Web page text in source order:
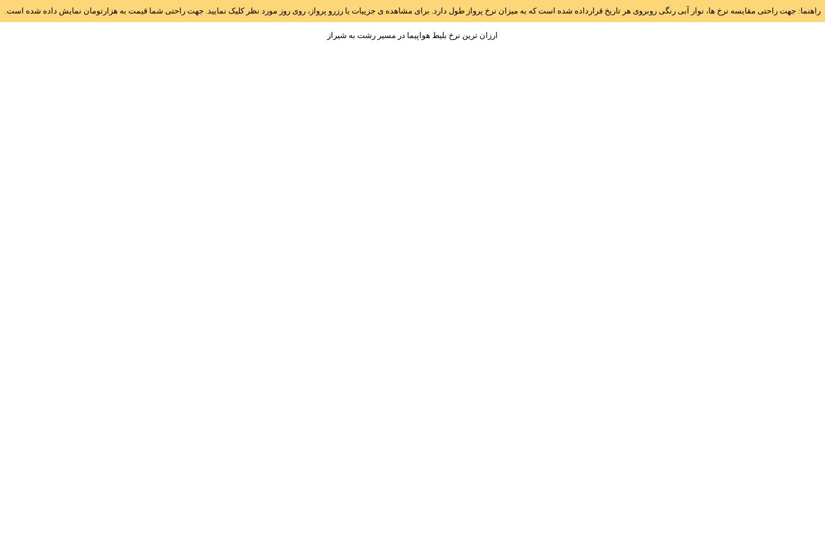
راهنما: جهت راحتی مقایسه نرخ ها، نوار آبی رنگی روبروی هر تاریخ قرارداده شده است که به میزان نرخ پرواز طول دارد. برای مشاهده ی جزییات یا رزرو پرواز، روی روز مورد نظر کلیک نمایید. جهت راحتی شما قیمت به هزارتومان نمایش داده شده است.
ارزان ترین نرخ بلیط هواپیما در مسیر رشت به شيراز